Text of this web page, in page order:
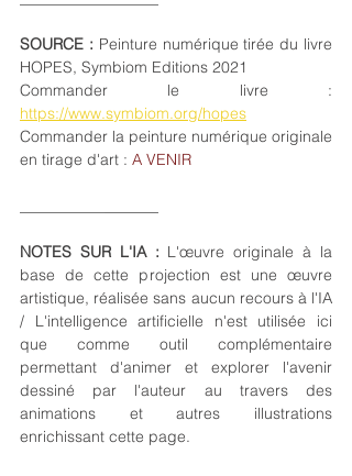
SOURCE : Peinture numérique tirée du livre
HOPES, Symbiom Editions 2021
https://www.symbiom.org/hopes
Commander la peinture numérique originale
en tirage d'art : A VENIR
NOTES SUR L'IA : L'œuvre originale à la
base de cette projection est une œuvre
artistique, réalisée sans aucun recours à l'IA
/ L'intelligence artificielle n'est utilisée ici
que comme outil complémentaire
permettant d'animer et explorer l'avenir
dessiné par l'auteur au travers des
animations et autres illustrations
enrichissant cette page.